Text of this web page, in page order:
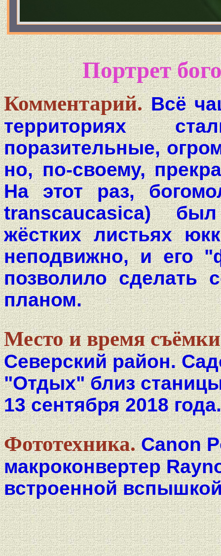
Портрет
Комментарий.Всё
территориях
поразительные,
но, по-своему,
На этот раз,
transcaucasica)
жёстких листьях
неподвижно, и его
позволило сделать
планом.
Место и время
Северский район.
"Отдых" близ
13 сентября 2018 года.
Фототехника.Canon
макроконвертер
встроенной